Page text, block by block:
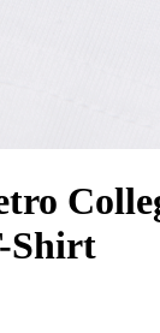
Shirt